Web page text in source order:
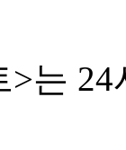
>는